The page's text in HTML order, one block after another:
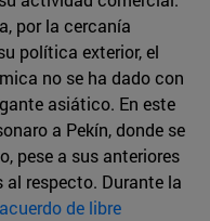
por la cercanía
política exterior, el
no se ha dado con
asiático. En este
a Pekín, donde se
pese a sus anteriores
respecto. Durante la
de libre